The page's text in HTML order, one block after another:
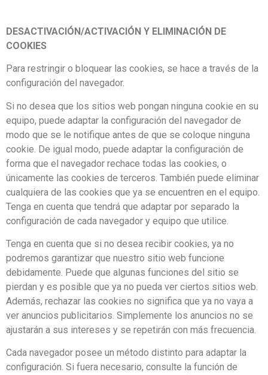
DESACTIVACIÓN/ACTIVACIÓN Y ELIMINACIÓN DE
COOKIES
Para restringir o bloquear las cookies, se hace a través de la
configuración del navegador.
Si no desea que los sitios web pongan ninguna cookie en su
equipo, puede adaptar la configuración del navegador de
modo que se le notifique antes de que se coloque ninguna
cookie. De igual modo, puede adaptar la configuración de
forma que el navegador rechace todas las cookies, o
únicamente las cookies de terceros. También puede eliminar
cualquiera de las cookies que ya se encuentren en el equipo.
Tenga en cuenta que tendrá que adaptar por separado la
configuración de cada navegador y equipo que utilice.
Tenga en cuenta que si no desea recibir cookies, ya no
podremos garantizar que nuestro sitio web funcione
debidamente. Puede que algunas funciones del sitio se
pierdan y es posible que ya no pueda ver ciertos sitios web.
Además, rechazar las cookies no significa que ya no vaya a
ver anuncios publicitarios. Simplemente los anuncios no se
ajustarán a sus intereses y se repetirán con más frecuencia.
Cada navegador posee un método distinto para adaptar la
configuración. Si fuera necesario, consulte la función de